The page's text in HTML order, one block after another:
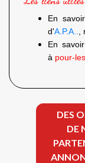
En
d'A.P.A..
En
à pour-
DES
DE